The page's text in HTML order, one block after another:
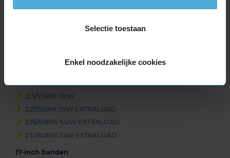
Selectie toestaan
Enkel noodzakelijke cookies
205/60R16 96V EXTRALOAD
215/65R16 102V EXTRALOAD
215/70R16 100H
225/55R16 99W EXTRALOAD
225/60R16 102W EXTRALOAD
235/60R16 104V EXTRALOAD
17-inch banden